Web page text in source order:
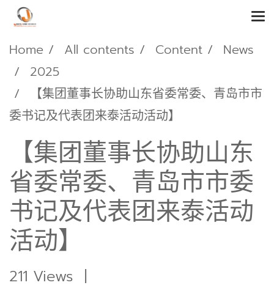
Home All contents Content
News
2025
【集团董事长协助山东省委常委、青岛市市
委书记及代表团来泰活动活动】
【集团董事长协助山东
省委常委、青岛市市委
书记及代表团来泰活动
活动】
211 Views |